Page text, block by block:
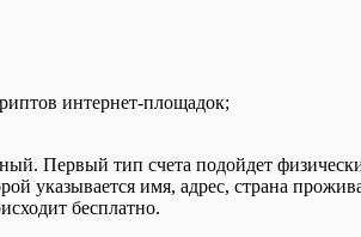
интернет-площадок;
Первый тип счета подойдет
указывается имя, адрес, страна
бесплатно.